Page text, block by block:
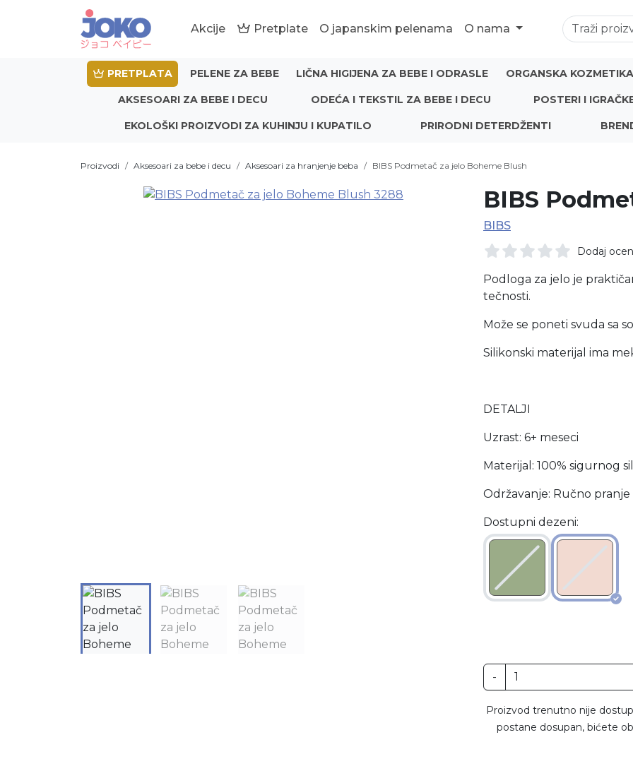
Akcije Pretplate O japanskim pelenama O nama
PRETPLATA PELENE ZA BEBE LIČNA HIGIJENA ZA BEBE I ODRASLE ORGANSKA
AKSESOARI ZA BEBE I DECU ODEĆA I TEKSTIL ZA BEBE I DECU POSTERI I
EKOLOŠKI PROIZVODI ZA KUHINJU I KUPATILO PRIRODNI DETERDŽENTI
Proizvodi Aksesoari za bebe i decu Aksesoari za hranjenje beba BIBS Podmetač za jelo Boheme Blush
BIBS
BIBS
Dodaj
Dostupni dezeni:
Podloga za jelo je
tečnosti.
Može se poneti svuda sa
Silikonski materijal ima
DETALJI
Uzrast: 6+ meseci
Materijal: 100% sigurnog
Održavanje: Ručno
-
Proizvod trenutno nije
postane dosupan, bićete